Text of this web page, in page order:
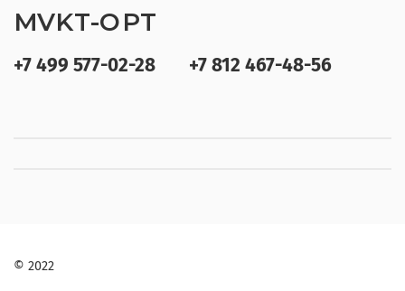
+7 499 577-02-28 +7 812 467-48-56
MVKT-OPT
© 2022